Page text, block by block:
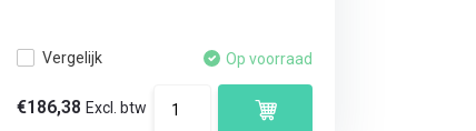
Vergelijk Op voorraad
€186,38 Excl. btw